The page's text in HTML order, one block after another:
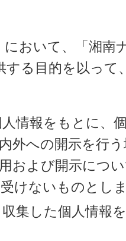
において、「湘南
する目的を以って
情報をもとに、
外への開示を行
および開示につ
けないものとし
集した個人情報